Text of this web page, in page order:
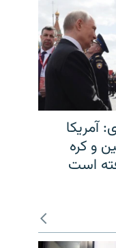
آمریکا
و کره
است